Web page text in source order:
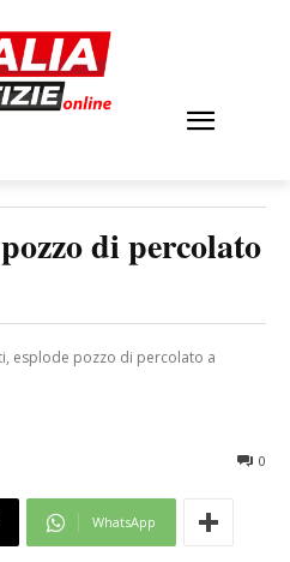
di percolato
esplode pozzo di percolato a
0
WhatsApp